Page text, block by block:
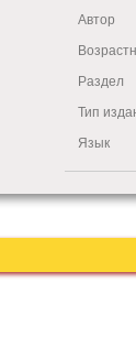
Автор
Раздел
Тип
Язык